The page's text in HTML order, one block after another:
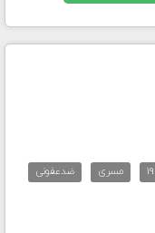
مسری
ضدعفونی